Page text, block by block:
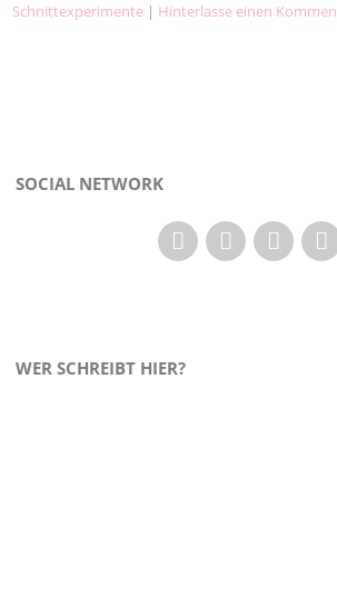
Schnittexperimente | Hinterlasse einen
SOCIAL NETWORK
WER SCHREIBT HIER?